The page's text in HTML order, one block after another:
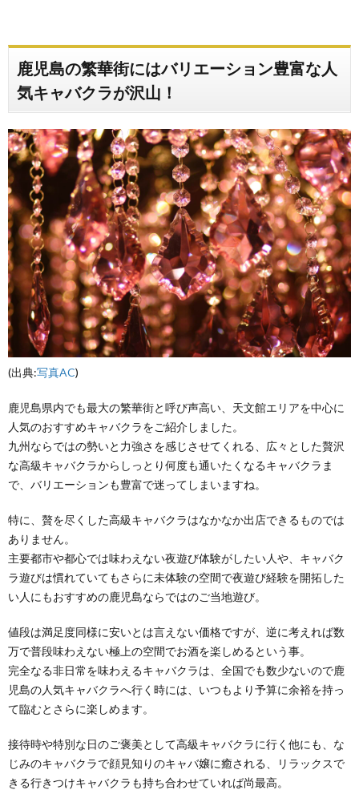
鹿児島の繁華街にはバリエーション豊富な人
気キャバクラが沢山！
(出典:写真AC)
鹿児島県内でも最大の繁華街と呼び声高い、天文館エリアを中心に
人気のおすすめキャバクラをご紹介しました。
九州ならではの勢いと力強さを感じさせてくれる、広々とした贅沢
な高級キャバクラからしっとり何度も通いたくなるキャバクラま
で、バリエーションも豊富で迷ってしまいますね。
特に、贅を尽くした高級キャバクラはなかなか出店できるものでは
ありません。
主要都市や都心では味わえない夜遊び体験がしたい人や、キャバク
ラ遊びは慣れていてもさらに未体験の空間で夜遊び経験を開拓した
い人にもおすすめの鹿児島ならではのご当地遊び。
値段は満足度同様に安いとは言えない価格ですが、逆に考えれば数
万で普段味わえない極上の空間でお酒を楽しめるという事。
完全なる非日常を味わえるキャバクラは、全国でも数少ないので鹿
児島の人気キャバクラへ行く時には、いつもより予算に余裕を持っ
て臨むとさらに楽しめます。
接待時や特別な日のご褒美として高級キャバクラに行く他にも、な
じみのキャバクラで顔見知りのキャバ嬢に癒される、リラックスで
きる行きつけキャバクラも持ち合わせていれば尚最高。